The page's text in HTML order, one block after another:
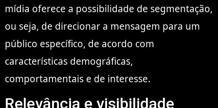
mídia oferece a possibilidade de segmentação,
ou seja, de direcionar a mensagem para um
público específico, de acordo com
características demográficas,
comportamentais e de interesse.
Relevância e visibilidade